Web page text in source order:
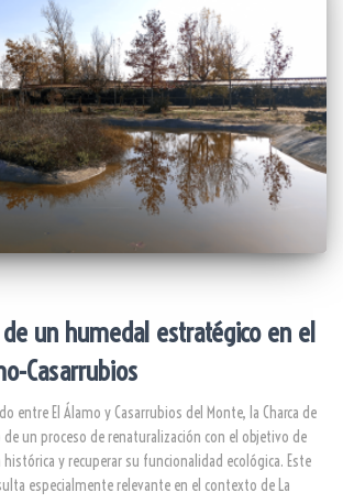
un humedal estratégico en el
Casarrubios
entre El Álamo y Casarrubios del Monte, la Charca de
de un proceso de renaturalización con el objetivo de
y recuperar su funcionalidad ecológica. Este
especialmente relevante en el contexto de La